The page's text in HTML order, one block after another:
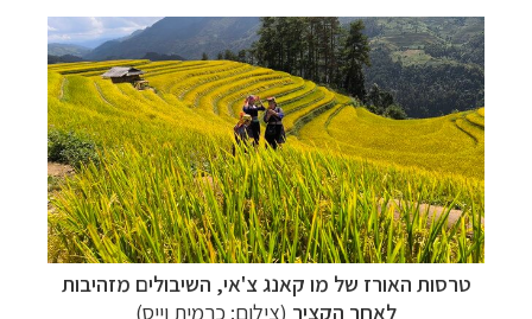
טרסות האורז של מו קאנג צ'אי, השיבולים מזהיבות
לאחר הקציר (צילום: כרמית וייס)